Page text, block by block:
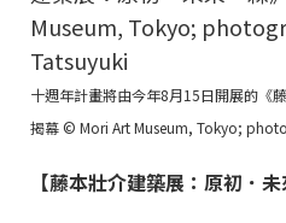
十週年計畫將由今年8月15日開展的《
揭幕 © Mori Art Museum, Tokyo;
【藤本壯介建築展：原初．未